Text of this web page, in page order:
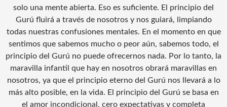
solo una mente abierta. Eso es suficiente. El principio del
Gurú fluirá a través de nosotros y nos guiará, limpiando
todas nuestras confusiones mentales. En el momento en que
sentimos que sabemos mucho o peor aún, sabemos todo, el
principio del Gurú no puede ofrecernos nada. Por lo tanto, la
maravilla infantil que hay en nosotros obrará maravillas en
nosotros, ya que el principio eterno del Gurú nos llevará a lo
más alto posible, en la vida. El principio del Gurú se basa en
el amor incondicional, cero expectativas y completa